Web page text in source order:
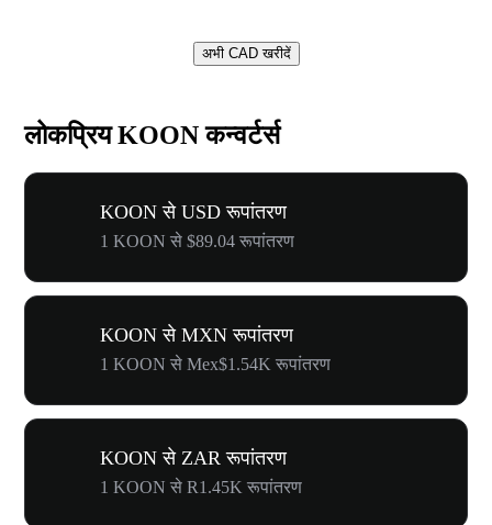
अभी CAD खरीदें
लोकप्रिय KOON कन्वर्टर्स
KOON से USD रूपांतरण
1 KOON से $89.04 रूपांतरण
KOON से MXN रूपांतरण
1 KOON से Mex$1.54K रूपांतरण
KOON से ZAR रूपांतरण
1 KOON से R1.45K रूपांतरण